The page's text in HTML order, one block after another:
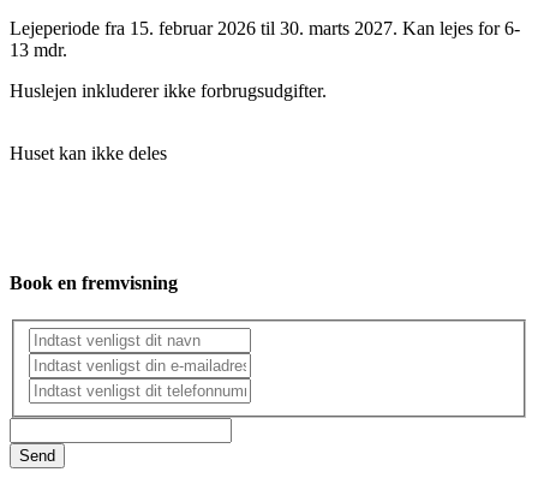
Lejeperiode fra 15. februar 2026 til 30. marts 2027. Kan lejes for 6-
13 mdr.
Huslejen inkluderer ikke forbrugsudgifter.
Huset kan ikke deles
Book en fremvisning